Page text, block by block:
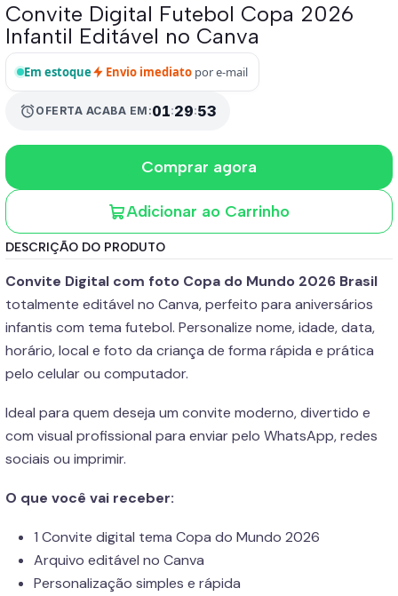
Convite Digital Futebol Copa 2026
Infantil Editável no Canva
Em estoque Envio imediato por e-mail
alarmOFERTA ACABA EM:01:29:52
Adicionar ao Carrinho
Comprar agora
DESCRIÇÃO DO PRODUTO
Convite Digital com foto Copa do Mundo 2026 Brasil
totalmente editável no Canva, perfeito para aniversários
infantis com tema futebol. Personalize nome, idade, data,
horário, local e foto da criança de forma rápida e prática
pelo celular ou computador.
Ideal para quem deseja um convite moderno, divertido e
com visual profissional para enviar pelo WhatsApp, redes
sociais ou imprimir.
O que você vai receber:
1 Convite digital tema Copa do Mundo 2026
Arquivo editável no Canva
Personalização simples e rápida